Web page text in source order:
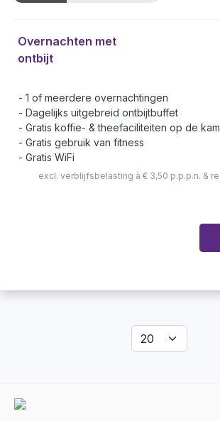
Overnachten met
ontbijt
1 of meerdere overnachtingen
Dagelijks uitgebreid ontbijtbuffet
Gratis koffie- & theefaciliteiten op de
Gratis gebruik van fitness
Gratis WiFi
excl. verblijfsbelasting à € 3,50 p.p.p.n. &